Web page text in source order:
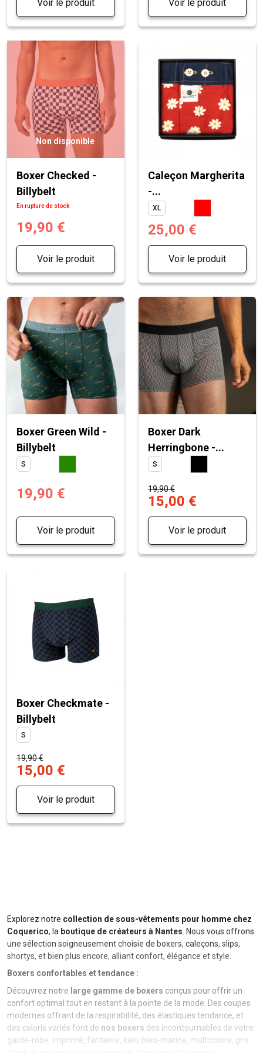
Voir le produit Voir le produit
Non disponible
Boxer Checked -
Billybelt
En rupture de stock
19,90 €
Voir le produit
Caleçon Margherita
-...
XL
25,00 €
Voir le produit
Boxer Green Wild -
Billybelt
S
19,90 €
Voir le produit
Boxer Dark
Herringbone -...
S
19,90 €
15,00 €
Voir le produit
Boxer Checkmate -
Billybelt
S
19,90 €
15,00 €
Voir le produit
Explorez notre collection de sous-vêtements pour homme chez
Coquerico, la boutique de créateurs à Nantes . Nous vous offrons
une sélection soigneusement choisie de boxers, caleçons, slips,
shortys, et bien plus encore, alliant confort, élégance et style.
Boxers confortables et tendance :
Découvrez notre large gamme de boxers conçus pour offrir un
confort optimal tout en restant à la pointe de la mode. Des coupes
modernes offrant de la respirabilité, des élastiques tendance, et
des coloris variés font de nos boxers des incontournables de votre
garde-robe. Imprimé, fantaisie, kaki, bleu-marine, multicolore, gris